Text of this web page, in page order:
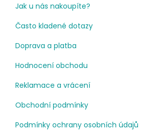
Jak u nás nakoupíte?
Často kladené dotazy
Doprava a platba
Hodnocení obchodu
Reklamace a vrácení
Obchodní podmínky
Podmínky ochrany osobních údajů